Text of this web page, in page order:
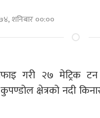
शनिबार ००:००
गरी २७ मेट्रिक
क्षेत्रको नदी